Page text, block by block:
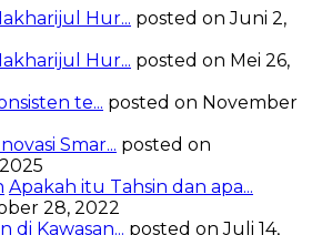
Hur... posted on Juni 2,
Hur... posted on Mei 26,
te... posted on November
Smar... posted on
Apakah itu Tahsin dan apa...
28, 2022
di Kawasan... posted on Juli 14,